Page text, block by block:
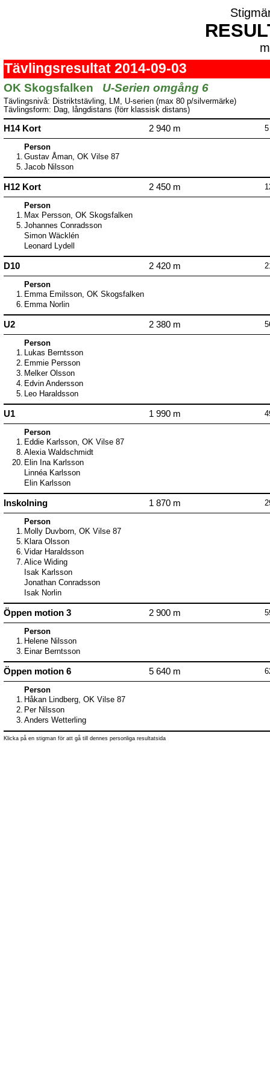
Tävlingsresultat 2014-09-03
OK Skogsfalken U-Serien omgång 6
Tävlingsnivå: Distriktstävling, LM, U-serien (max 80 p/silvermärke)
Tävlingsform: Dag, långdistans (förr klassisk distans)
H14 Kort 2 940 m
Person
1. Gustav Åman, OK Vilse 87
5. Jacob Nilsson
H12 Kort 2 450 m
Person
1. Max Persson, OK Skogsfalken
5. Johannes Conradsson
Simon Wäcklén
Leonard Lydell
D10 2 420 m
Person
1. Emma Emilsson, OK Skogsfalken
6. Emma Norlin
U2 2 380 m
Person
1. Lukas Berntsson
2. Emmie Persson
3. Melker Olsson
4. Edvin Andersson
5. Leo Haraldsson
U1 1 990 m
Person
1. Eddie Karlsson, OK Vilse 87
8. Alexia Waldschmidt
20. Elin Ina Karlsson
Linnéa Karlsson
Elin Karlsson
Inskolning 1 870 m
Person
1. Molly Duvborn, OK Vilse 87
5. Klara Olsson
6. Vidar Haraldsson
7. Alice Widing
Isak Karlsson
Jonathan Conradsson
Isak Norlin
Öppen motion 3 2 900 m
Person
1. Helene Nilsson
3. Einar Berntsson
Öppen motion 6 5 640 m
Person
1. Håkan Lindberg, OK Vilse 87
2. Per Nilsson
3. Anders Wetterling
Klicka på en stigman för att gå till dennes personliga resultatsida